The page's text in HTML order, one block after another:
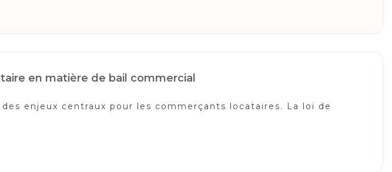
en matière de bail commercial
enjeux centraux pour les commerçants locataires. La loi de